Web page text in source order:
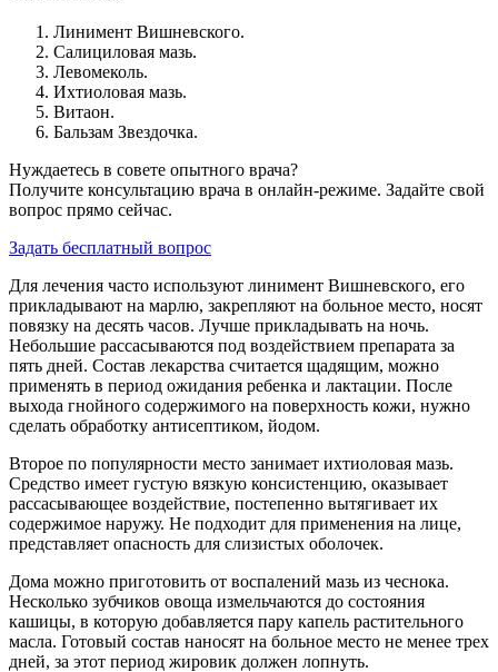
Линимент Вишневского.
Салициловая мазь.
Левомеколь.
Ихтиоловая мазь.
Витаон.
Бальзам Звездочка.
Нуждаетесь в совете опытного врача?
Получите консультацию врача в онлайн-режиме. Задайте свой
вопрос прямо сейчас.
Задать бесплатный вопрос
Для лечения часто используют линимент Вишневского, его
прикладывают на марлю, закрепляют на больное место, носят
повязку на десять часов. Лучше прикладывать на ночь.
Небольшие рассасываются под воздействием препарата за
пять дней. Состав лекарства считается щадящим, можно
применять в период ожидания ребенка и лактации. После
выхода гнойного содержимого на поверхность кожи, нужно
сделать обработку антисептиком, йодом.
Второе по популярности место занимает ихтиоловая мазь.
Средство имеет густую вязкую консистенцию, оказывает
рассасывающее воздействие, постепенно вытягивает их
содержимое наружу. Не подходит для применения на лице,
представляет опасность для слизистых оболочек.
Дома можно приготовить от воспалений мазь из чеснока.
Несколько зубчиков овоща измельчаются до состояния
кашицы, в которую добавляется пару капель растительного
масла. Готовый состав наносят на больное место не менее трех
дней, за этот период жировик должен лопнуть.